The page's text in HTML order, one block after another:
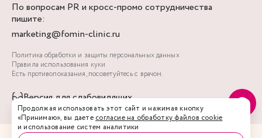
По вопросам PR и кросс-промо сотрудничества
пишите:
marketing@fomin-clinic.ru
Политика обработки и защиты персональных данных
Правила использования куки
Есть противопоказания, посоветуйтесь с врачом.
Версия для слабовидящих